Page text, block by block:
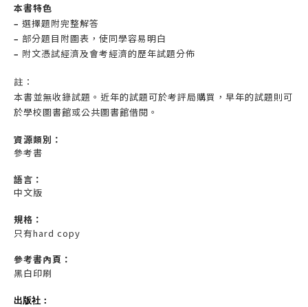
本書特色
– 選擇題附完整解答
– 部分題目附圖表，使同學容易明白
– 附文憑試經濟及會考經濟的歷年試題分佈
註：
本書並無收錄試題。近年的試題可於考評局購買，早年的試題則可
於學校圖書館或公共圖書館借閱。
資源類別：
參考書
語言：
中文版
規格：
只有hard copy
參考書內頁：
黑白印刷
出版社：